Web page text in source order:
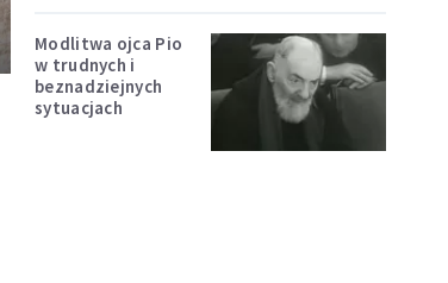
Modlitwa ojca Pio
w trudnych i
beznadziejnych
sytuacjach